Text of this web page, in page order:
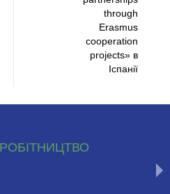
through
Erasmus
cooperation
projects» в
Іспанії